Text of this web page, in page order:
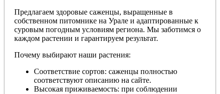
Предлагаем здоровые саженцы, выращенные в
собственном питомнике на Урале и адаптированные к
суровым погодным условиям региона. Мы заботимся о
каждом растении и гарантируем результат.
Почему выбирают наши растения:
Соответствие сортов: саженцы полностью
соответствуют описанию на сайте.
Высокая приживаемость: при соблюдении